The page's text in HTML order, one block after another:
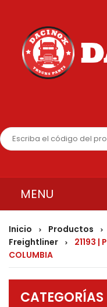
MENU
INICIO
QUIENES SOMOS
PRODUCTOS
CONTÁCTENOS
Inicio > Productos >
Freightliner >
21193 |
COLUMBIA
CATEGORÍAS